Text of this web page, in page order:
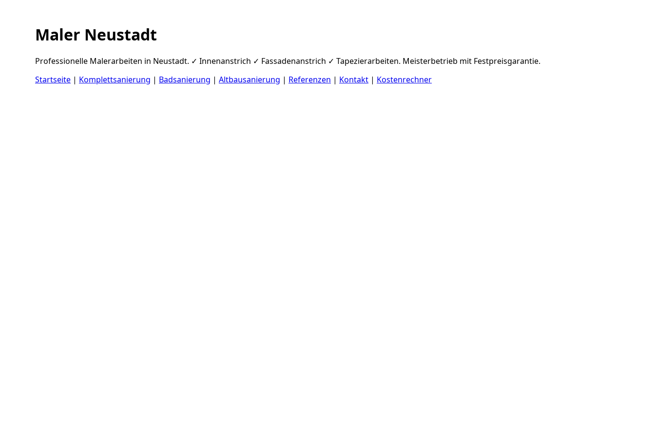
Maler Neustadt
Professionelle Malerarbeiten in Neustadt. ✓ Innenanstrich ✓ Fassadenanstrich ✓ Tapezierarbeiten. Meisterbetrieb mit Festpreisgarantie.
Startseite | Komplettsanierung | Badsanierung | Altbausanierung | Referenzen | Kontakt | Kostenrechner